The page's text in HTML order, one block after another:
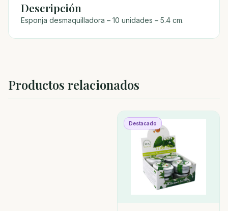
Descripción
Esponja desmaquilladora – 10 unidades – 5.4 cm.
Productos relacionados
Destacado